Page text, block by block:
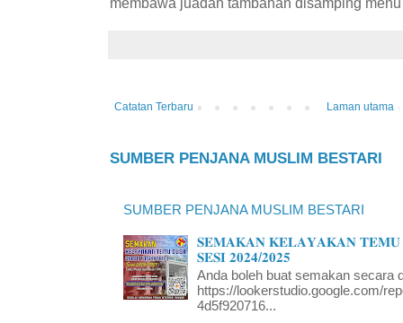
Catatan Terbaru Laman utama
SUMBER PENJANA MUSLIM BESTARI
SUMBER PENJANA MUSLIM BESTARI
𝐒𝐄𝐌𝐀𝐊𝐀𝐍 𝐊𝐄𝐋𝐀𝐘𝐀𝐊𝐀𝐍 𝐓𝐄𝐌𝐔
𝐒𝐄𝐒𝐈 𝟐𝟎𝟐𝟒/𝟐𝟎𝟐𝟓
Anda boleh buat semakan secara
https://lookerstudio.google.com/
4d5f920716...